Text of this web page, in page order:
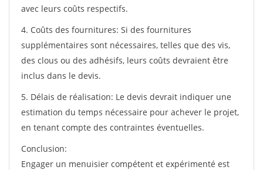
avec leurs coûts respectifs.
4. Coûts des fournitures: Si des fournitures
supplémentaires sont nécessaires, telles que des vis,
des clous ou des adhésifs, leurs coûts devraient être
inclus dans le devis.
5. Délais de réalisation: Le devis devrait indiquer une
estimation du temps nécessaire pour achever le projet,
en tenant compte des contraintes éventuelles.
Conclusion:
Engager un menuisier compétent et expérimenté est